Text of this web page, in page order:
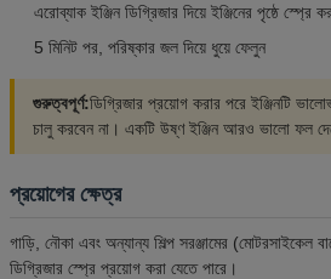
এরোব্যাক ইঞ্জিন ডিগ্রিজার দিয়ে ইঞ্জিনের পৃষ্ঠে স্প্রে
5 মিনিট পর, পরিষ্কার জল দিয়ে ধুয়ে ফেলুন
গুরুত্বপূর্ণ:ডিগ্রিজার প্রয়োগ করার পরে ইঞ্জিনটি
চালু করবেন না। একটি উষ্ণ ইঞ্জিন আরও ভালো ফল
প্রয়োগের ক্ষেত্র
গাড়ি, নৌকা এবং অন্যান্য শিল্প সরঞ্জামের (মোটরসাইকেল
ডিগ্রিজার স্প্রে প্রয়োগ করা যেতে পারে।